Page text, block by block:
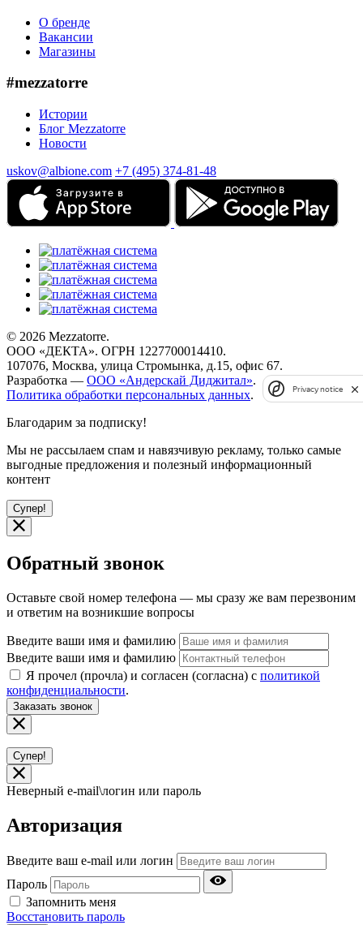
О бренде
Вакансии
Магазины
#mezzatorre
Истории
Блог Mezzatorre
Новости
uskov@albione.com +7 (495) 374-81-48
© 2026 Mezzatorre.
ООО «ДЕКТА». ОГРН 1227700014410.
107076, Москва, улица Стромынка, д.15, офис 67.
Разработка — ООО «Андерскай Диджитал».
Политика обработки персональных данных.
Благодарим за подписку!
Мы не рассылаем спам и навязчивую рекламу, только самые
выгодные предложения и полезный информационный
контент
Супер!
Обратный звонок
Оставьте свой номер телефона — мы сразу же вам перезвоним
и ответим на возникшие вопросы
Введите ваши имя и фамилию
Введите ваши имя и фамилию
Я прочел (прочла) и согласен (согласна) с политикой
конфиденциальности.
Заказать звонок
Супер!
Неверный e-mail\логин или пароль
Авторизация
Введите ваш e-mail или логин
Пароль
Запомнить меня
Восстановить пароль
Privacy notice